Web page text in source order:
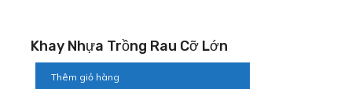
Khay Nhựa Trồng Rau Cỡ Lớn
Thêm giỏ hàng